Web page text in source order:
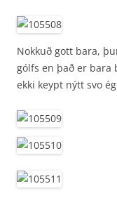
Nokkuð gott bara,
gólfs en það er bara
ekki keypt nýtt svo